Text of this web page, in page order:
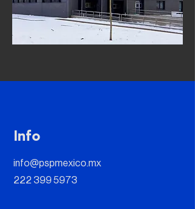
Info
info@pspmexico.mx
222 399 5973